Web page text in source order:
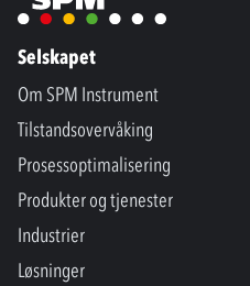
Selskapet
Om SPM Instrument
Tilstandsovervåking
Prosessoptimalisering
Produkter og tjenester
Industrier
Løsninger